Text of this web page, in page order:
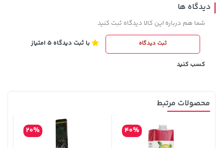
1,187,000
خرید
دیدگاه ها
شما هم درباره این کالا دیدگاه ثبت کنید
ثبت دیدگاه با ثبت دیدگاه 5 امتیاز
کسب کنید
محصولات مرتبط
40%
20%